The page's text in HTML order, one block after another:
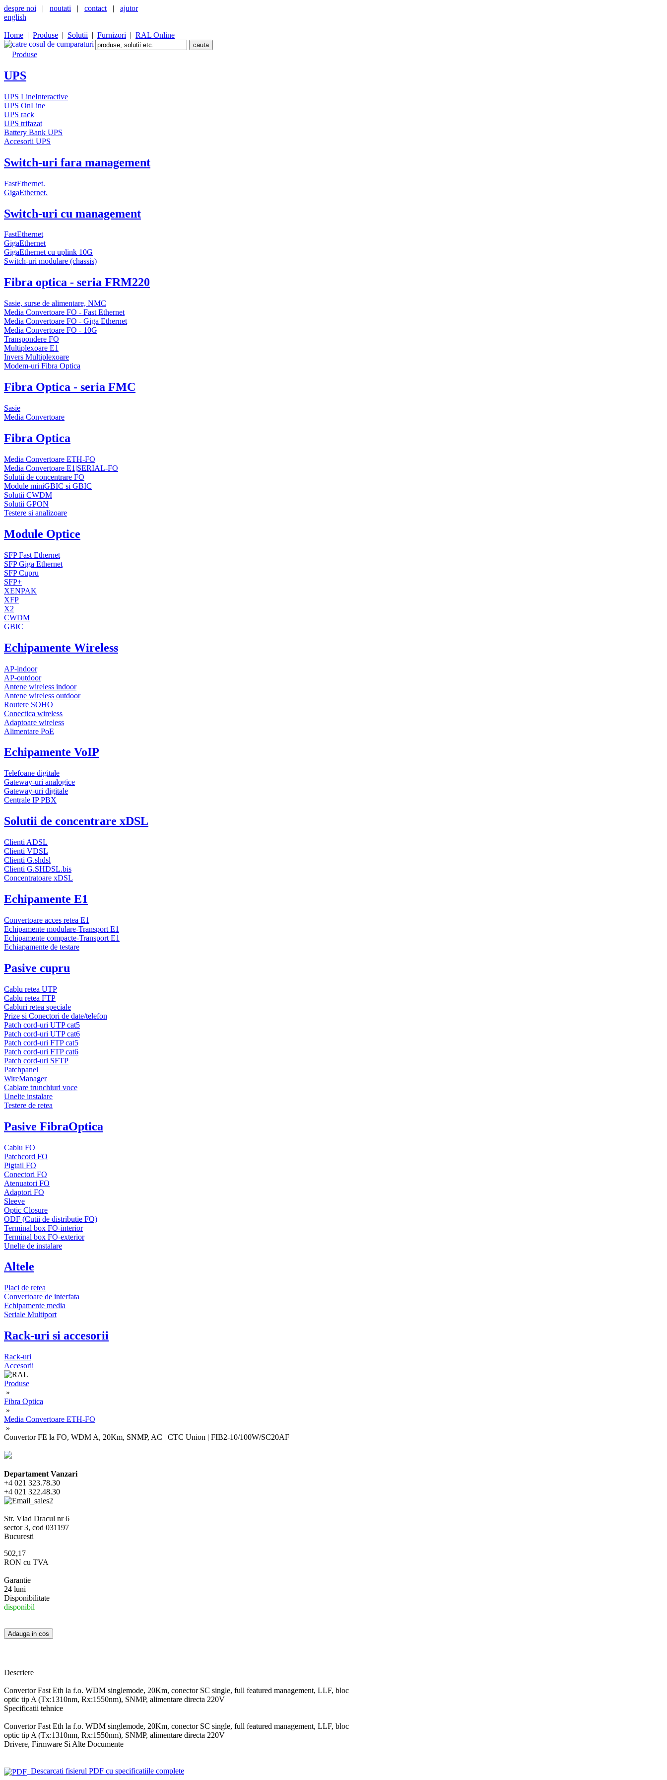
despre noi | noutati | contact | ajutor
english
Home | Produse | Solutii | Furnizori | RAL Online
Produse
UPS
UPS LineInteractive
UPS OnLine
UPS rack
UPS trifazat
Battery Bank UPS
Accesorii UPS
Switch-uri fara management
FastEthernet.
GigaEthernet.
Switch-uri cu management
FastEthernet
GigaEthernet
GigaEthernet cu uplink 10G
Switch-uri modulare (chassis)
Fibra optica - seria FRM220
Sasie, surse de alimentare, NMC
Media Convertoare FO - Fast Ethernet
Media Convertoare FO - Giga Ethernet
Media Convertoare FO - 10G
Transpondere FO
Multiplexoare E1
Invers Multiplexoare
Modem-uri Fibra Optica
Fibra Optica - seria FMC
Sasie
Media Convertoare
Fibra Optica
Media Convertoare ETH-FO
Media Convertoare E1|SERIAL-FO
Solutii de concentrare FO
Module miniGBIC si GBIC
Solutii CWDM
Solutii GPON
Testere si analizoare
Module Optice
SFP Fast Ethernet
SFP Giga Ethernet
SFP Cupru
SFP+
XENPAK
XFP
X2
CWDM
GBIC
Echipamente Wireless
AP-indoor
AP-outdoor
Antene wireless indoor
Antene wireless outdoor
Routere SOHO
Conectica wireless
Adaptoare wireless
Alimentare PoE
Echipamente VoIP
Telefoane digitale
Gateway-uri analogice
Gateway-uri digitale
Centrale IP PBX
Solutii de concentrare xDSL
Clienti ADSL
Clienti VDSL
Clienti G.shdsl
Clienti G.SHDSL.bis
Concentratoare xDSL
Echipamente E1
Convertoare acces retea E1
Echipamente modulare-Transport E1
Echipamente compacte-Transport E1
Echiapamente de testare
Pasive cupru
Cablu retea UTP
Cablu retea FTP
Cabluri retea speciale
Prize si Conectori de date/telefon
Patch cord-uri UTP cat5
Patch cord-uri UTP cat6
Patch cord-uri FTP cat5
Patch cord-uri FTP cat6
Patch cord-uri SFTP
Patchpanel
WireManager
Cablare trunchiuri voce
Unelte instalare
Testere de retea
Pasive FibraOptica
Cablu FO
Patchcord FO
Pigtail FO
Conectori FO
Atenuatori FO
Adaptori FO
Sleeve
Optic Closure
ODF (Cutii de distributie FO)
Terminal box FO-interior
Terminal box FO-exterior
Unelte de instalare
Altele
Placi de retea
Convertoare de interfata
Echipamente media
Seriale Multiport
Rack-uri si accesorii
Rack-uri
Accesorii
Produse
»
Fibra Optica
»
Media Convertoare ETH-FO
»
Convertor FE la FO, WDM A, 20Km, SNMP, AC | CTC Union | FIB2-10/100W/SC20AF
Departament Vanzari
+4 021 323.78.30
+4 021 322.48.30
Str. Vlad Dracul nr 6
sector 3, cod 031197
Bucuresti
502,17
RON cu TVA
Garantie
24 luni
Disponibilitate
disponibil
Descriere
Convertor Fast Eth la f.o. WDM singlemode, 20Km, conector SC single, full featured management, LLF, bloc
optic tip A (Tx:1310nm, Rx:1550nm), SNMP, alimentare directa 220V
Specificatii tehnice
Convertor Fast Eth la f.o. WDM singlemode, 20Km, conector SC single, full featured management, LLF, bloc
optic tip A (Tx:1310nm, Rx:1550nm), SNMP, alimentare directa 220V
Drivere, Firmware Si Alte Documente
Descarcati fisierul PDF cu specificatiile complete